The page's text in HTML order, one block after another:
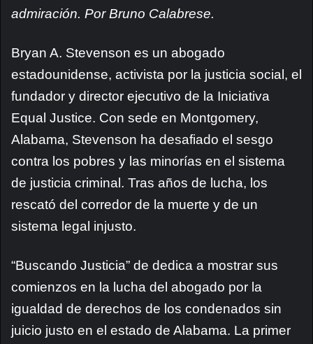
admiración. Por Bruno Calabrese.
Bryan A. Stevenson es un abogado
estadounidense, activista por la justicia social, el
fundador y director ejecutivo de la Iniciativa
Equal Justice. Con sede en Montgomery,
Alabama, Stevenson ha desafiado el sesgo
contra los pobres y las minorías en el sistema
de justicia criminal. Tras años de lucha, los
rescató del corredor de la muerte y de un
sistema legal injusto.
“Buscando Justicia” de dedica a mostrar sus
comienzos en la lucha del abogado por la
igualdad de derechos de los condenados sin
juicio justo en el estado de Alabama. La primer